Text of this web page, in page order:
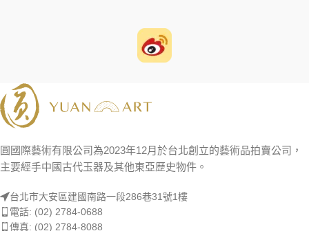
圓國際藝術有限公司為2023年12月於台北創立的藝術品拍賣公司，
主要經手中國古代玉器及其他東亞歷史物件。
台北市大安區建國南路一段286巷31號1樓
電話: (02) 2784-0688
傳真: (02) 2784-8088